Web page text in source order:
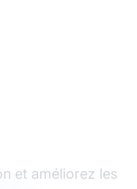
et améliorez les